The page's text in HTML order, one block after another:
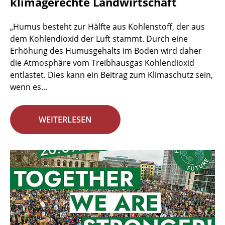
„Humus besteht zur Hälfte aus Kohlenstoff, der aus
dem Kohlendioxid der Luft stammt. Durch eine
Erhöhung des Humusgehalts im Boden wird daher
die Atmosphäre vom Treibhausgas Kohlendioxid
entlastet. Dies kann ein Beitrag zum Klimaschutz sein,
wenn es...
WEITERLESEN